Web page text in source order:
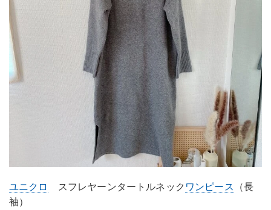
ユニクロ スフレヤーンタートルネック ワンピース （長
袖）